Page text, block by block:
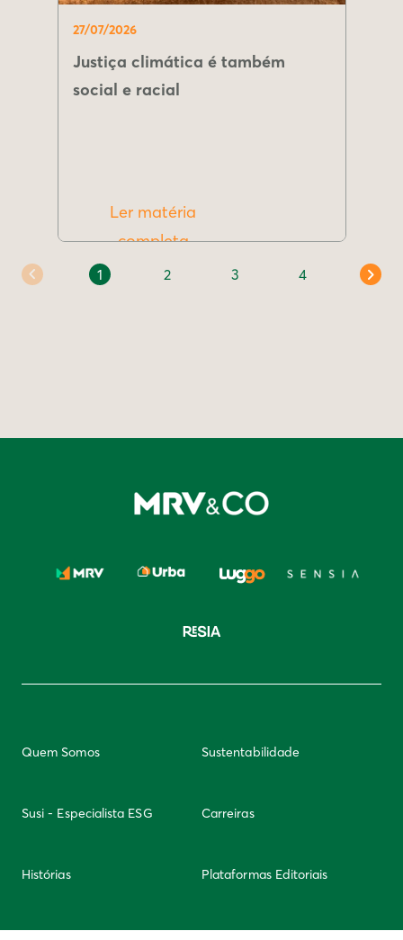
27/07/2026
Justiça climática é também
social e racial
Ler matéria
completa
1 2 3 4
Quem Somos Sustentabilidade
Susi - Especialista ESG Carreiras
Histórias Plataformas Editoriais
Newsletter Integridade